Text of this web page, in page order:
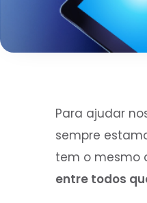
Para ajudar
sempre
tem o mesmo
entre todos